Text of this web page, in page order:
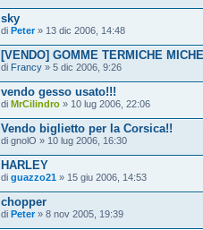
sky
di Peter» 13 dic 2006, 14:48
[VENDO] GOMME TERMICHE
di Francy » 5 dic 2006, 9:26
vendo gesso usato!!!
di MrCilindro » 10 lug 2006, 22:06
Vendo biglietto per la Corsica!!
di gnolO » 10 lug 2006, 16:30
HARLEY
di guazzo21 » 15 giu 2006, 14:53
chopper
di Peter » 8 nov 2005, 19:39